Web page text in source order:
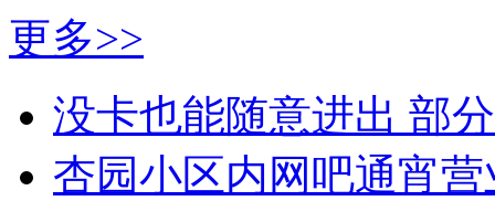
更多>>
没卡也能随意进出 部
杏园小区内网吧通宵